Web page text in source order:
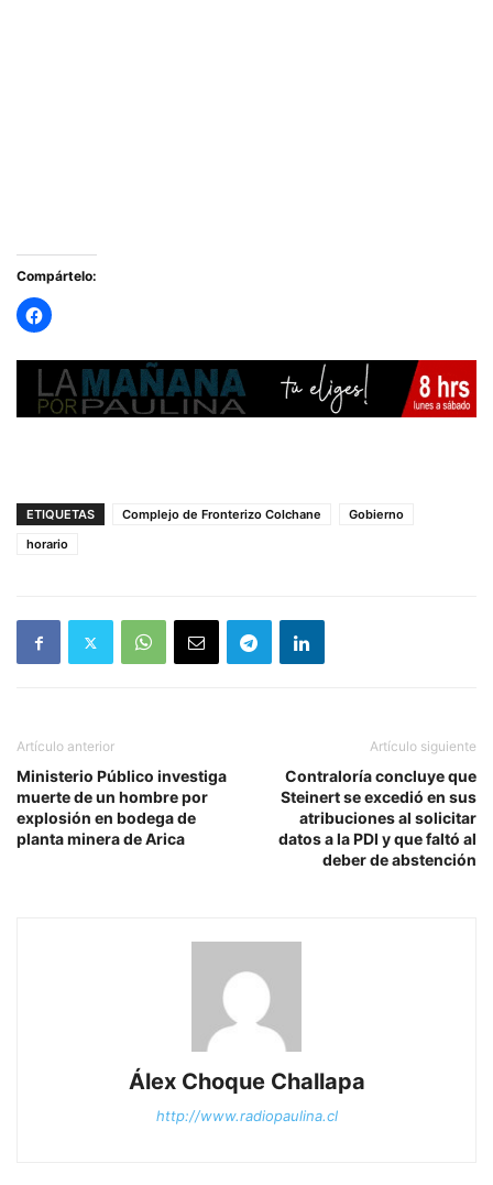
Compártelo:
ETIQUETAS Complejo de Fronterizo Colchane
Gobierno
horario
Artículo anterior
Ministerio Público investiga
muerte de un hombre por
explosión en bodega de
planta minera de Arica
Artículo siguiente
Contraloría concluye que
Steinert se excedió en sus
atribuciones al solicitar
datos a la PDI y que faltó al
deber de abstención
Álex Choque Challapa
http://www.radiopaulina.cl